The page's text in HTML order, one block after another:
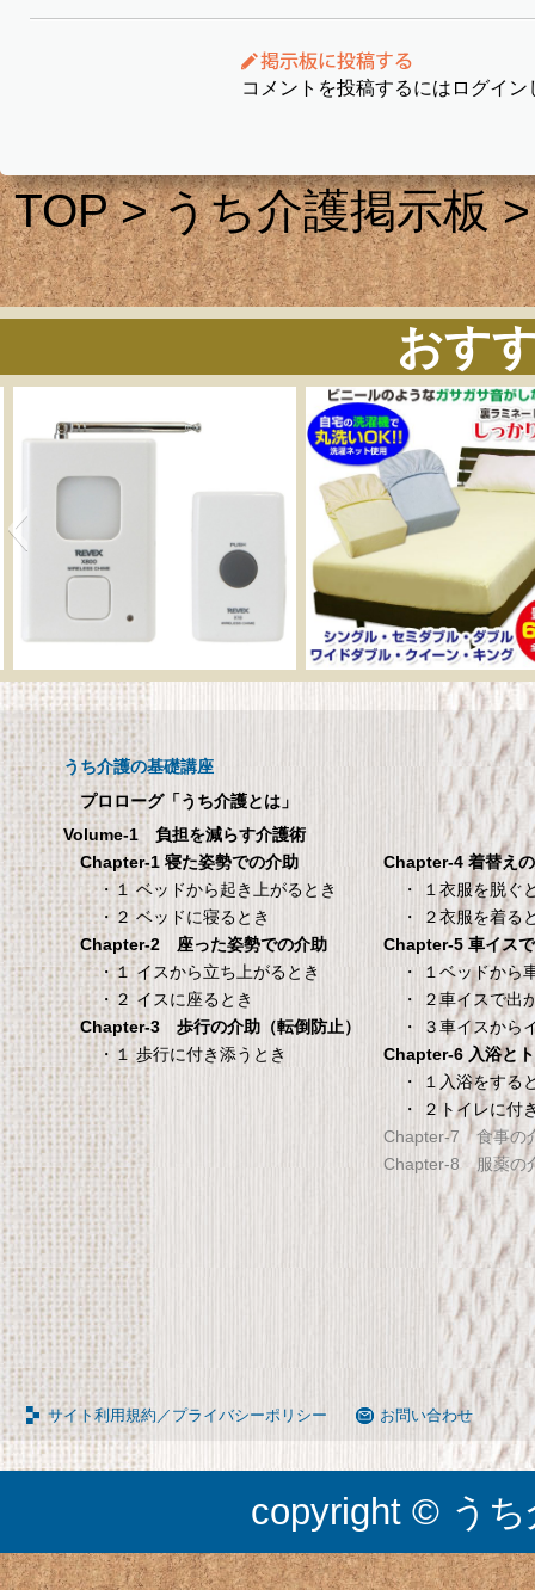
コメントを投稿するにはログイン
TOP>うち介護掲示板>
おす
呼び出しチャイムセット
X810
呼び出しチャイムセット X810
メーカー直販 ベッ
ックスシーツ 防水
ツ 【介護シーツ･ベ
用防水シーツ】シ
100×200×30cm ク
メーカー直販 ベッド用ボ
シーツ 防水シーツ 【介護
ベッド用防水シーツ】シ
100×200×30cm クリー
タンスのゲン 介護用ベ
ッドテーブル キャスタ
ー付き 伸縮式 高さ調節
可能 Licht リヒト
65090050BR
タンスのゲン 介護用ベッドテー
ブル キャスター付き 伸縮式 高さ
調節可能 Licht リヒト
65090050BR
TANITA 【乗った人
タリと当てる「乗
機能」搭載】 体組
ホワイト BC-754-
TANITA 【乗った人をピタ
てる「乗るピタ機能」搭
組成計 ホワイト BC-754-
うち介護の基礎講座
プロローグ「うち介護とは」
Volume-1 負担を減らす介護術
Chapter-1 寝た姿勢での介助
・１ ベッドから起き上がるとき
・２ ベッドに寝るとき
Chapter-2 座った姿勢での介助
・１ イスから立ち上がるとき
・２ イスに座るとき
Chapter-3 歩行の介助（転倒防止）
・１ 歩行に付き添うとき
Chapter-4 着替え
・ １衣服を脱ぐ
・ ２衣服を着る
Chapter-5 車イス
・ １ベッドから
・ ２車イスで出
・ ３車イスから
Chapter-6 入浴と
・ １入浴をする
・ ２トイレに付
Chapter-7 食事の
Chapter-8 服薬の
サイト利用規約／プライバシーポリシー お問い合わせ
copyright © う